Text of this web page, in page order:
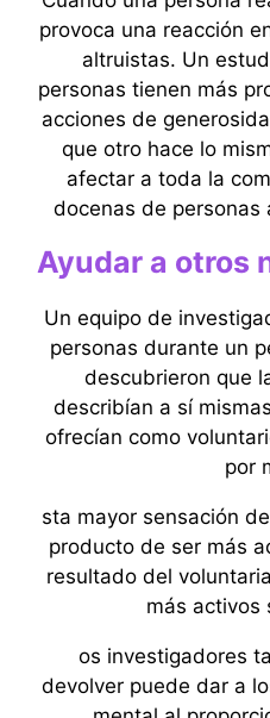
provoca una reacción
altruistas. Un
personas tienen más
acciones de
que otro hace lo
afectar a toda la
docenas de personas
Ayudar a otros
Un equipo de
personas durante un
descubrieron que
describían a sí
ofrecían como
por
sta mayor sensación
producto de ser más
resultado del
más activos
os investigadores
devolver puede dar a